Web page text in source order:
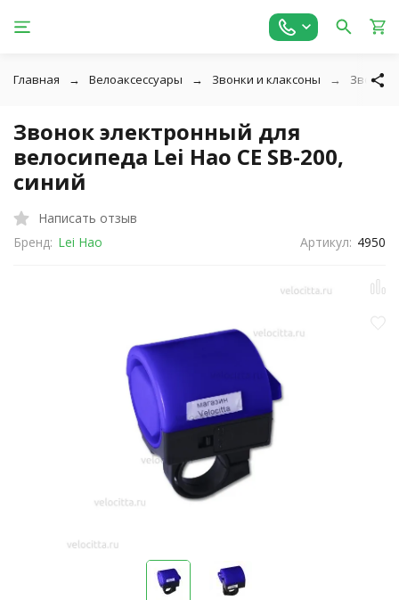
Главная Велоаксессуары Звонки и клаксоны Звонок
Звонок электронный для
велосипеда Lei Hao CE SB-200,
синий
Написать отзыв
Бренд: Lei Hao Артикул: 4950